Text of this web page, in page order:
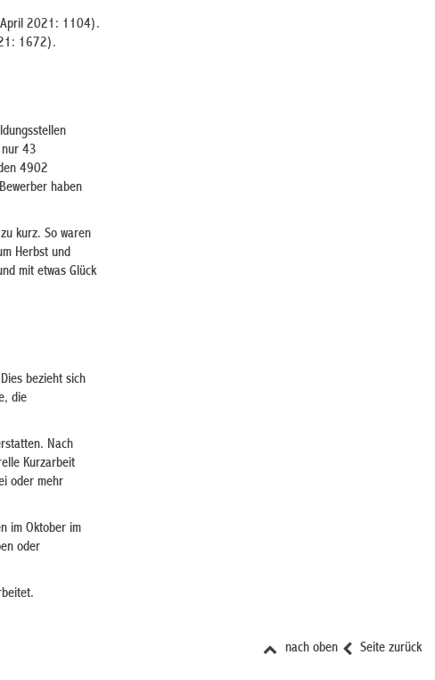
2021: 1104).
1672).
nur 43
4902
haben
kurz. So waren
Herbst und
mit etwas Glück
bezieht sich
die
Nach
Kurzarbeit
oder mehr
im Oktober im
oder
Seite zurück
nach oben